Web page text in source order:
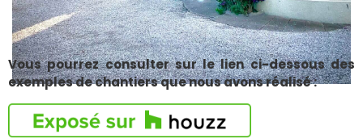
Vous pourrez consulter sur le lien ci-dessous des
exemples de chantiers que nous avons réalisé :